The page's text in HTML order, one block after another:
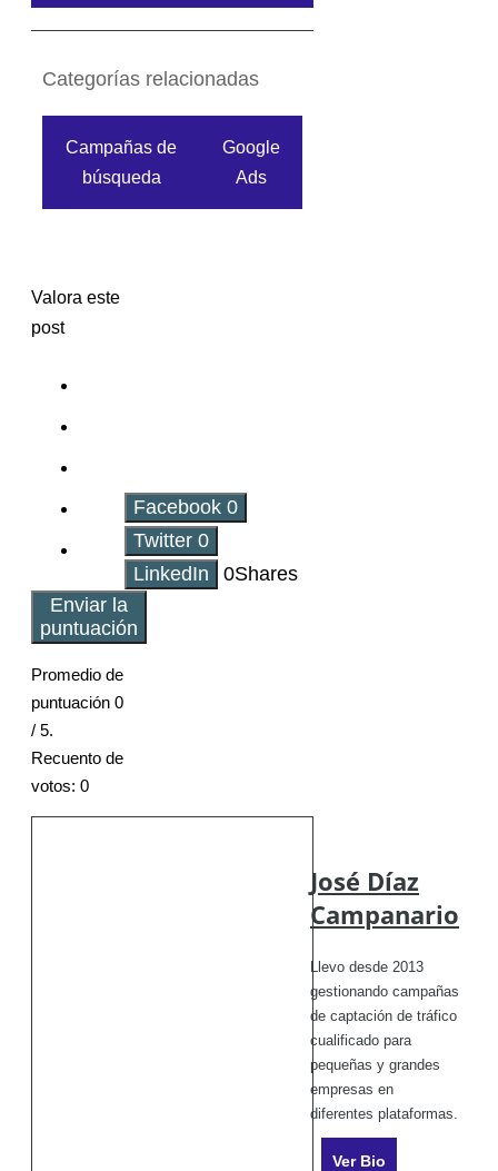
Categorías relacionadas
Campañas de
búsqueda
Google
Ads
Valora este
post
Enviar la
puntuación
Promedio de
puntuación 0
/ 5.
Recuento de
votos: 0
Facebook 0
Twitter 0
LinkedIn
0Shares
José Díaz
Campanario
Llevo desde 2013
gestionando campañas
de captación de tráfico
cualificado para
pequeñas y grandes
empresas en
diferentes plataformas.
Ver Bio